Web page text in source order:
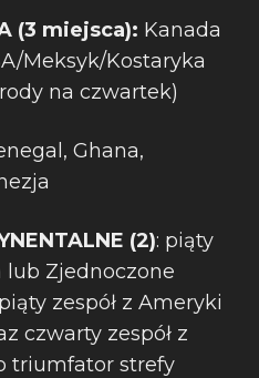
(3 miejsca): Kanada
Meksyk/Kostaryka
na czwartek)
Ghana,
(2): piąty
lub Zjednoczone
zespół z Ameryki
czwarty zespół z
triumfator strefy